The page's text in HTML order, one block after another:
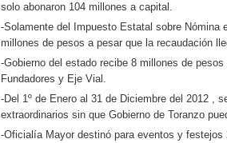
solo abonaron 104 millones a capital.
-Solamente del Impuesto Estatal sobre Nómina
millones de pesos a pesar que la recaudación
-Gobierno del estado recibe 8 millones de
Fundadores y Eje Vial.
-Del 1º de Enero al 31 de Diciembre del 2012 ,
extraordinarios sin que Gobierno de Toranzo
-Oficialía Mayor destinó para eventos y